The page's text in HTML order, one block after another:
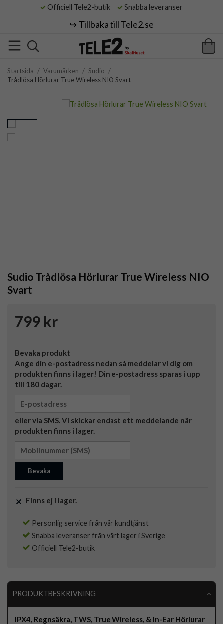
Officiell Tele2-butik Snabba leveranser
↪️ Tillbaka till Tele2.se
Startsida / Varumärken / Sudio /
Trådlösa Hörlurar True Wireless NIO Svart
Sudio Trådlösa Hörlurar True Wireless NIO
Svart
799 kr
Bevaka produkt
Ange din e-postadress nedan så meddelar vi dig om
produkten finns i lager! Din e-postadress sparas i upp
till 180 dagar.
eller via SMS. Vi skickar endast ett meddelande när
produkten finns i lager.
Bevaka
Finns ej i lager.
Personlig service från vår kundtjänst
Snabba leveranser från vårt lager i Sverige
Officiell Tele2-butik
PRODUKTBESKRIVNING
IPX4, Regnsäkra, TWS, True Wireless, & In-Ear Hörlurar